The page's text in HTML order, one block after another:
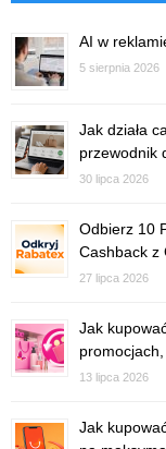
AI w
5 sierpnia 2026
Jak działa
przewodnik
30 lipca 2026
Odbierz 10
Cashback z
27 lipca 2026
Jak
13 lipca 2026
Jak